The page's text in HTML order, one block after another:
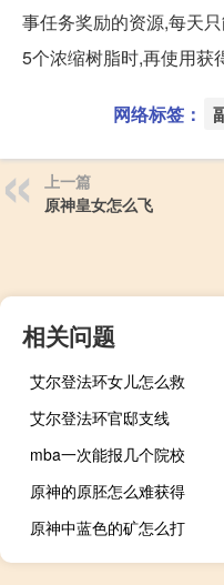
事任务奖励的资源,每天
5个浓缩树脂时,再使用获
网络标签：
上一篇
原神皇女怎么飞
相关问题
艾尔登法环女儿怎么救
艾尔登法环官邸支线
mba一次能报几个院校
原神的原胚怎么难获得
原神中蓝色的矿怎么打